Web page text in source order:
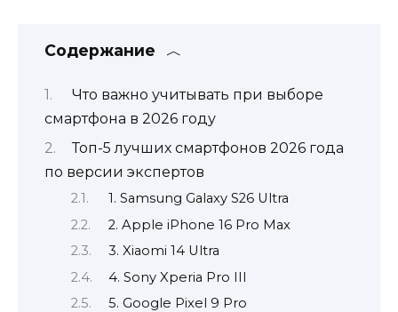
Содержание
Что важно учитывать при выборе
смартфона в 2026 году
Топ-5 лучших смартфонов 2026 года
по версии экспертов
1. Samsung Galaxy S26 Ultra
2. Apple iPhone 16 Pro Max
3. Xiaomi 14 Ultra
4. Sony Xperia Pro III
5. Google Pixel 9 Pro